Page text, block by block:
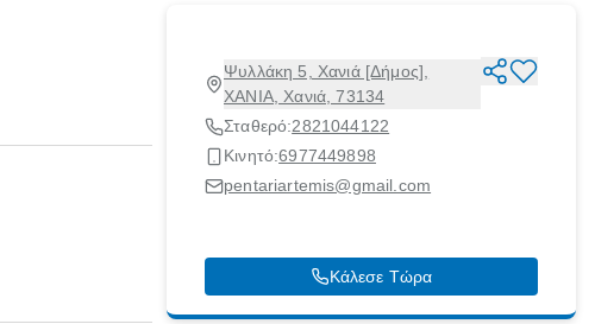
Ψυλλάκη 5, Χανιά [Δήμος],
ΧΑΝΙΑ, Χανιά, 73134
Σταθερό:2821044122
Κινητό:6977449898
pentariartemis@gmail.com
Κάλεσε Τώρα